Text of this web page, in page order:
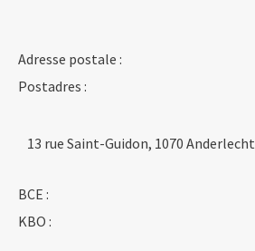
Adresse postale :
Postadres :
13 rue Saint-Guidon, 1070 Anderlecht
BCE :
KBO :